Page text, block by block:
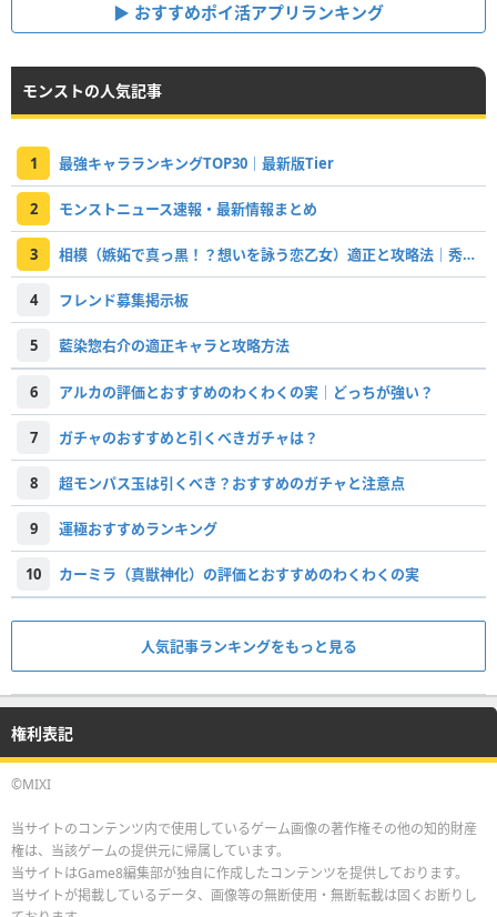
おすすめポイ活アプリランキング
モンストの人気記事
1 最強キャラランキングTOP30｜最新版Tier
2 モンストニュース速報・最新情報まとめ
3 相模（嫉妬で真っ黒！？想いを詠う恋乙女）適正と攻略法｜秀歌詠巧の海域
4 フレンド募集掲示板
5 藍染惣右介の適正キャラと攻略方法
6 アルカの評価とおすすめのわくわくの実｜どっちが強い？
7 ガチャのおすすめと引くべきガチャは？
8 超モンパス玉は引くべき？おすすめのガチャと注意点
9 運極おすすめランキング
10 カーミラ（真獣神化）の評価とおすすめのわくわくの実
人気記事ランキングをもっと見る
権利表記
©MIXI
当サイトのコンテンツ内で使用しているゲーム画像の著作権その他の知的財産
権は、当該ゲームの提供元に帰属しています。
当サイトはGame8編集部が独自に作成したコンテンツを提供しております。
当サイトが掲載しているデータ、画像等の無断使用・無断転載は固くお断りし